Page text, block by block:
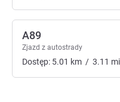
A89
Zjazd z autostrady
Dostęp: 5.01 km / 3.11 mi